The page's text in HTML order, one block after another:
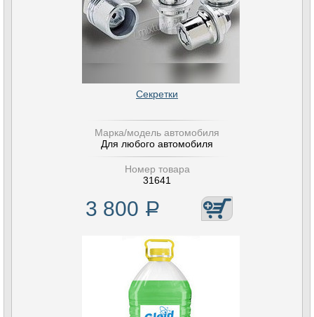
Секретки
Марка/модель автомобиля
Для любого автомобиля
Номер товара
31641
3 800 Р